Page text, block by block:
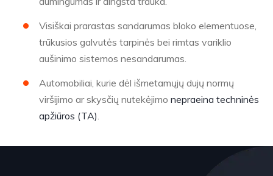
Visiškai prarastas sandarumas bloko elementuose,
trūkusios galvutės tarpinės bei rimtas variklio
aušinimo sistemos nesandarumas.
Automobiliai, kurie dėl išmetamųjų dujų normų
viršijimo ar skysčių nutekėjimo nepraeina techninės
apžiūros (TA).